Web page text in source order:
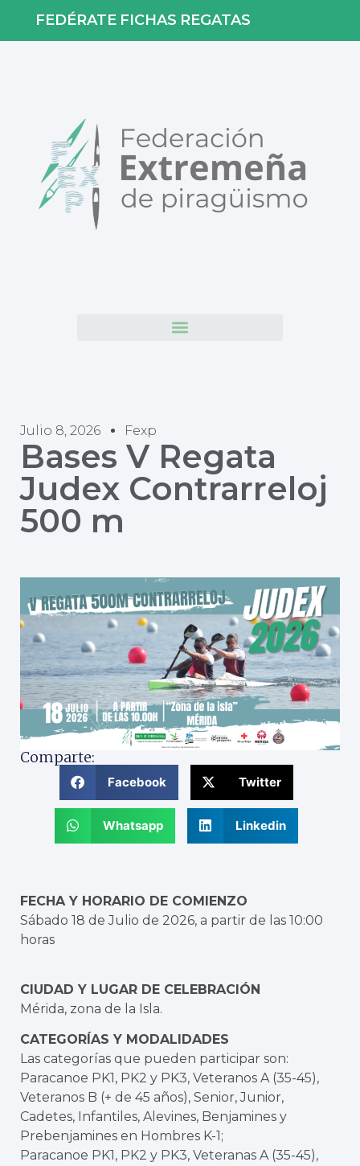
FEDÉRATE FICHAS REGATAS
Julio 8, 2026 Fexp
Bases V Regata
Judex Contrarreloj
500 m
Comparte:
Facebook Twitter
Whatsapp Linkedin
FECHA Y HORARIO DE COMIENZO
Sábado 18 de Julio de 2026, a partir de las 10:00
horas
CIUDAD Y LUGAR DE CELEBRACIÓN
Mérida, zona de la Isla.
CATEGORÍAS Y MODALIDADES
Las categorías que pueden participar son:
Paracanoe PK1, PK2 y PK3, Veteranos A (35-45),
Veteranos B (+ de 45 años), Senior, Junior,
Cadetes, Infantiles, Alevines, Benjamines y
Prebenjamines en Hombres K-1;
Paracanoe PK1, PK2 y PK3, Veteranas A (35-45),